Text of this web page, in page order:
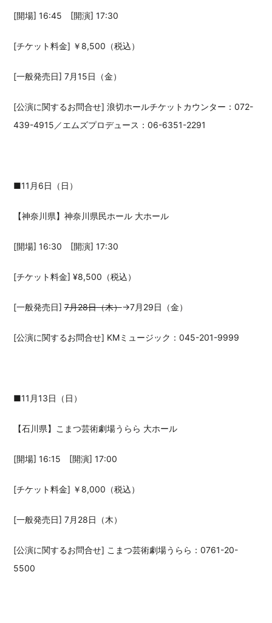
[開場] 16:45 [開演] 17:30
[チケット料金] ￥8,500（税込）
[一般発売日] 7月15日（金）
[公演に関するお問合せ] 浪切ホールチケットカウンター：072-
439-4915／エムズプロデュース：06-6351-2291
■11月6日（日）
【神奈川県】神奈川県民ホール 大ホール
[開場] 16:30 [開演] 17:30
[チケット料金] ¥8,500（税込）
[一般発売日]7月28日（木）→7月29日（金）
[公演に関するお問合せ] KMミュージック：045-201-9999
■11月13日（日）
【石川県】こまつ芸術劇場うらら 大ホール
[開場] 16:15 [開演] 17:00
[チケット料金] ￥8,000（税込）
[一般発売日] 7月28日（木）
[公演に関するお問合せ] こまつ芸術劇場うらら：0761-20-
5500